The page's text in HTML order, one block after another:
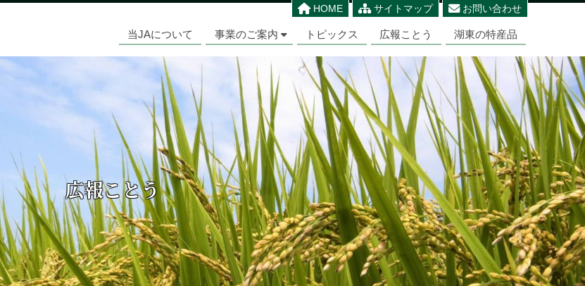
HOME サイトマップ お問い合わせ
当JAについて 事業のご案内 トピックス 広報ことう 湖東の特産品
広報ことう